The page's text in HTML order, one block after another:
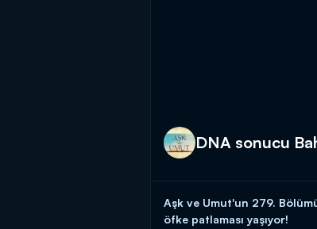
DNA sonucu
Aşk ve Umut'un 279.
öfke patlaması yaşıyor!